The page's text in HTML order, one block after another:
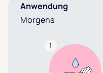
Anwendung
Morgens
1